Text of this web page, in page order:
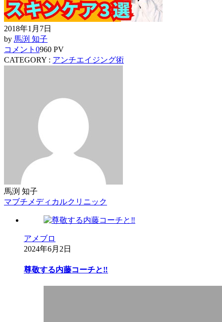
2018年1月7日
by 馬渕 知子
コメント 0960 PV
CATEGORY : アンチエイジング術
馬渕 知子
マブチメディカルクリニック
アメブロ
2024年6月2日
尊敬する内藤コーチと‼︎